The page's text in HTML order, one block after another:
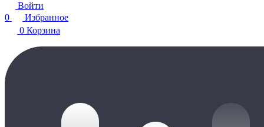
Войти
0
Избранное
0 Корзина